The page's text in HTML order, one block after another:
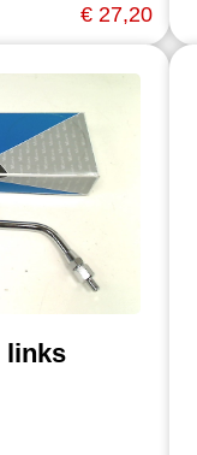
€ 27,20
links